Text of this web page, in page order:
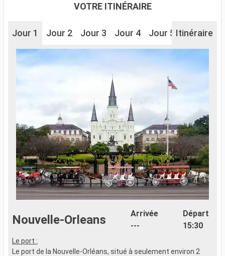
VOTRE ITINÉRAIRE
Jour 1 Jour 2 Jour 3 Jour 4 Jour 5 Itinéraire
Nouvelle-Orleans
Arrivée
---
Départ
15:30
Le port :
Le port de la Nouvelle-Orléans, situé à seulement environ 2